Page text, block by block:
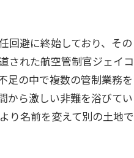
回避に終始しており、その
された航空管制官ジェイコ
足の中で複数の管制業務を
から激しい非難を浴びてい
り名前を変えて別の土地で